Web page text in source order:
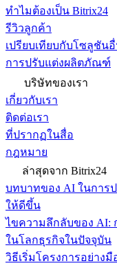
ทำไมต้องเป็น Bitrix24
รีวิวลูกค้า
เปรียบเทียบกับโซลูชัน
การปรับแต่งผลิตภัณฑ์
บริษัทของเรา
เกี่ยวกับเรา
ติดต่อเรา
ที่ปรากฏในสื่อ
กฎหมาย
ล่าสุดจาก Bitrix24
บทบาทของ AI ในการ
ให้ดีขึ้น
ไขความลึกลับของ AI:
ในโลกธุรกิจในปัจจุบัน
วิธีเริ่มโครงการอย่าง